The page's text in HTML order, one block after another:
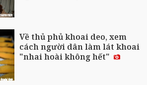
Về thủ phủ khoai deo, xem
cách người dân làm lát khoai
"nhai hoài không hết"